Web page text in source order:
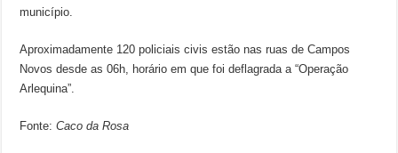
município.
Aproximadamente 120 policiais civis estão nas ruas de Campos
Novos desde as 06h, horário em que foi deflagrada a “Operação
Arlequina”.
Fonte:Caco da Rosa